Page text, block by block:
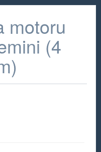
motoru
(4